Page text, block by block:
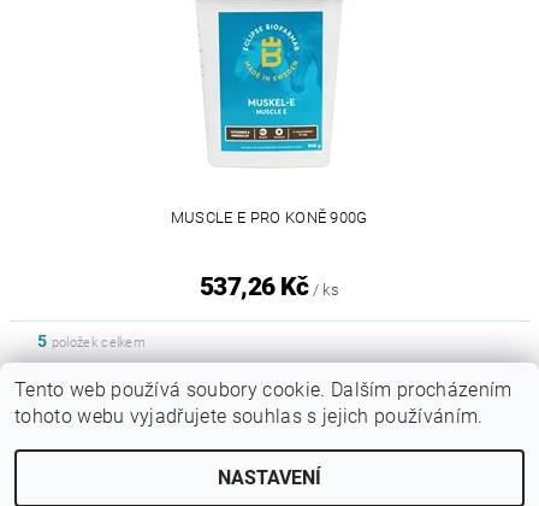
MUSCLE E PRO KONĚ 900G
537,26 Kč / ks
5 položek celkem
Sytypes.cz Dogfoodanalysis.com
Tento web používá soubory cookie. Dalším procházením
tohoto webu vyjadřujete souhlas s jejich používáním.
NASTAVENÍ